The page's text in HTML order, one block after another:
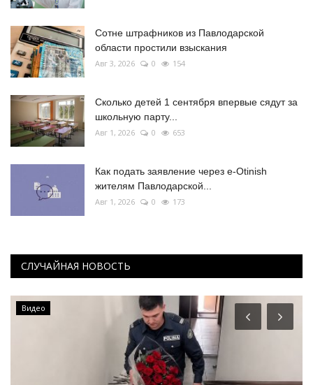
Сотне штрафников из Павлодарской
области простили взыскания
Авг 3, 2026 0 154
Сколько детей 1 сентября впервые сядут за
школьную парту...
Авг 1, 2026 0 653
Как подать заявление через e-Otinish
жителям Павлодарской...
Авг 1, 2026 0 173
СЛУЧАЙНАЯ НОВОСТЬ
Видео